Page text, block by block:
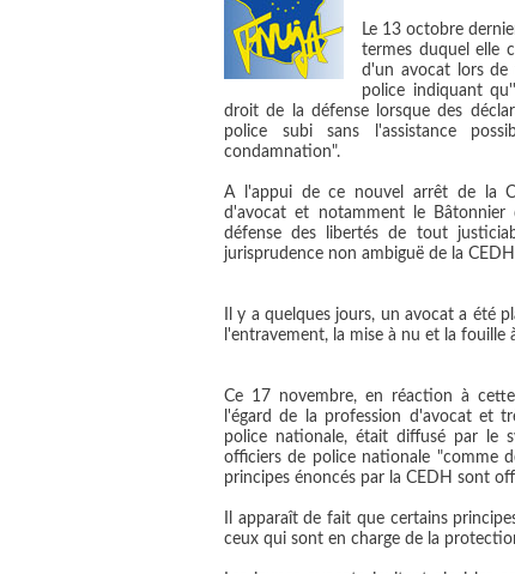
Le 13 octobre
termes duquel elle
d'un avocat lors de
police indiquant
droit de la défense lorsque des
police subi sans l'assistance
condamnation".
A l'appui de ce nouvel arrêt de la
d'avocat et notamment le
défense des libertés de tout
jurisprudence non ambiguë de la
Il y a quelques jours, un avocat a été
l'entravement, la mise à nu et la fouille
Ce 17 novembre, en réaction à
l'égard de la profession d'avocat et
police nationale, était diffusé par le
officiers de police nationale "comme
principes énoncés par la CEDH sont
Il apparaît de fait que certains
ceux qui sont en charge de la